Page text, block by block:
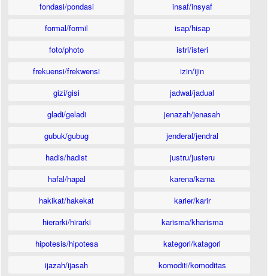
fondasi/pondasi
formal/formil
foto/photo
frekuensi/frekwensi
gizi/gisi
gladi/geladi
gubuk/gubug
hadis/hadist
hafal/hapal
hakikat/hakekat
hierarki/hirarki
hipotesis/hipotesa
ijazah/ijasah
insaf/insyaf
isap/hisap
istri/isteri
izin/ijin
jadwal/jadual
jenazah/jenasah
jenderal/jendral
justru/justeru
karena/karna
karier/karir
karisma/kharisma
kategori/katagori
komoditi/komoditas